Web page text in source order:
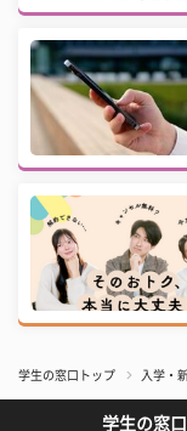
学生の窓口トップ 入学・
学生の窓